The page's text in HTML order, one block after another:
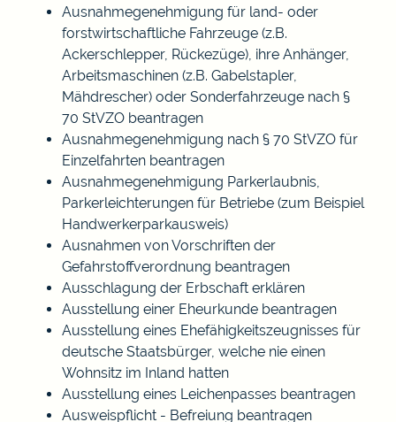
Ausnahmegenehmigung für land- oder
forstwirtschaftliche Fahrzeuge (z.B.
Ackerschlepper, Rückezüge), ihre Anhänger,
Arbeitsmaschinen (z.B. Gabelstapler,
Mähdrescher) oder Sonderfahrzeuge nach §
70 StVZO beantragen
Ausnahmegenehmigung nach § 70 StVZO für
Einzelfahrten beantragen
Ausnahmegenehmigung Parkerlaubnis,
Parkerleichterungen für Betriebe (zum Beispiel
Handwerkerparkausweis)
Ausnahmen von Vorschriften der
Gefahrstoffverordnung beantragen
Ausschlagung der Erbschaft erklären
Ausstellung einer Eheurkunde beantragen
Ausstellung eines Ehefähigkeitszeugnisses für
deutsche Staatsbürger, welche nie einen
Wohnsitz im Inland hatten
Ausstellung eines Leichenpasses beantragen
Ausweispflicht - Befreiung beantragen